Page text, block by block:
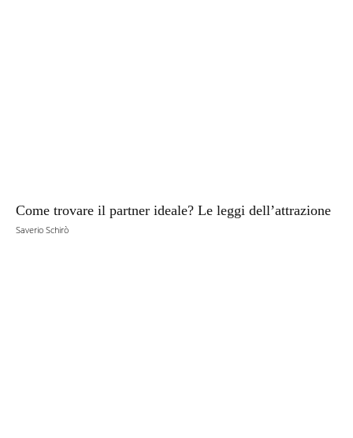
Come trovare il partner ideale? Le leggi dell’attrazione
Saverio Schirò